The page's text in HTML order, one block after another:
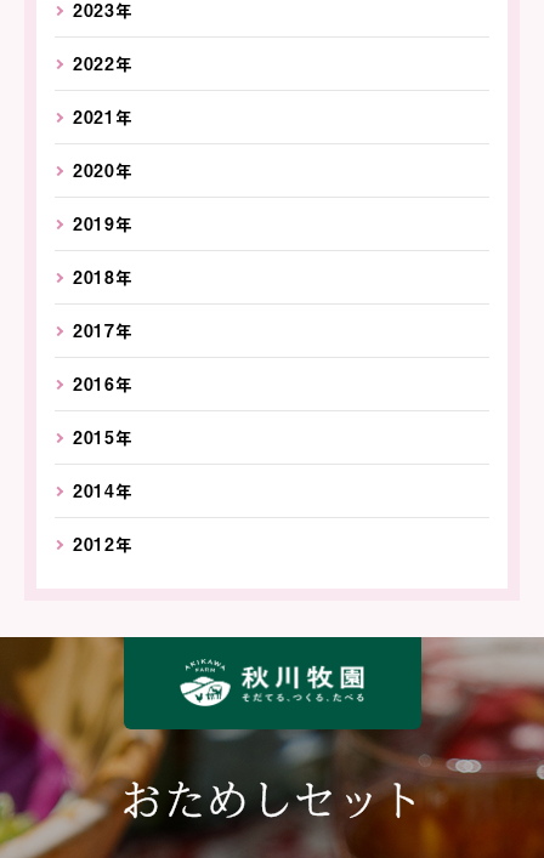
2023年
2022年
2021年
2020年
2019年
2018年
2017年
2016年
2015年
2014年
2012年
おためしセット